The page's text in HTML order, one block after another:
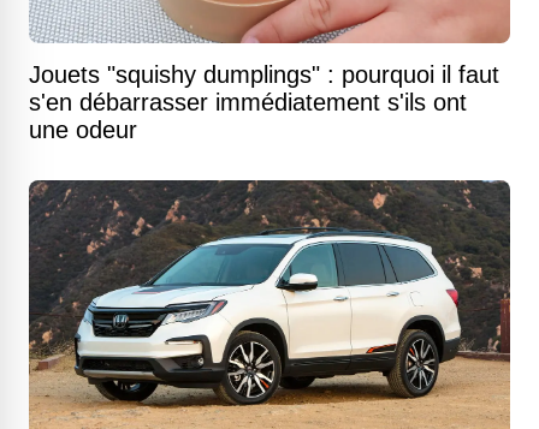
Jouets "squishy dumplings" : pourquoi il faut
s'en débarrasser immédiatement s'ils ont
une odeur